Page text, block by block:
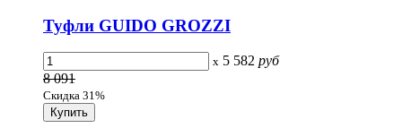
Туфли GUIDO GROZZI
x 5 582 руб
8 091
Скидка 31%